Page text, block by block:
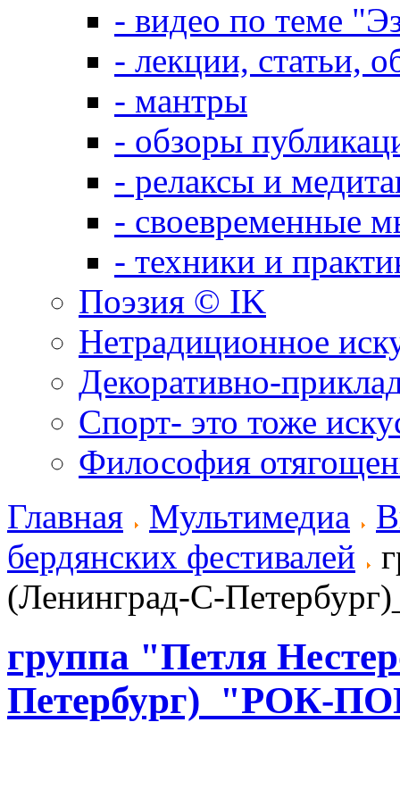
- видео по теме
- лекции, статьи,
- мантры
- обзоры
- релаксы и
- своевременные
- техники и
Поэзия © IK
Нетрадиционное
Декоративно-
Спорт- это тоже
Философия
Главная
Мультимедиа
бердянских фестивалей
(Ленинград-С-
группа "Петля
Петербург)_"РОК-